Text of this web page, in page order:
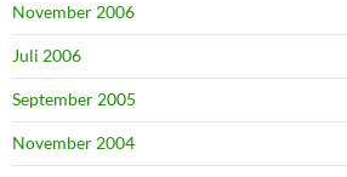
November 2006
Juli 2006
September 2005
November 2004